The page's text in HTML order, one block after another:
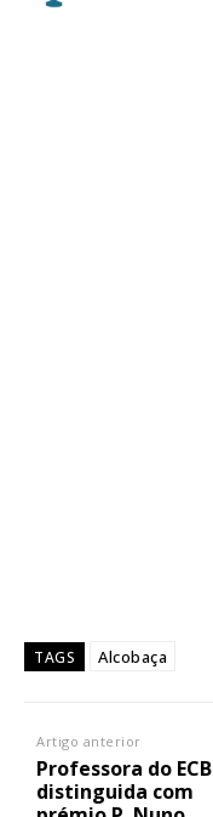
TAGS Alcobaça
Artigo anterior
Professora do ECB
distinguida com